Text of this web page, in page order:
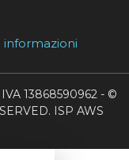
13868590962 - ©
ISP AWS